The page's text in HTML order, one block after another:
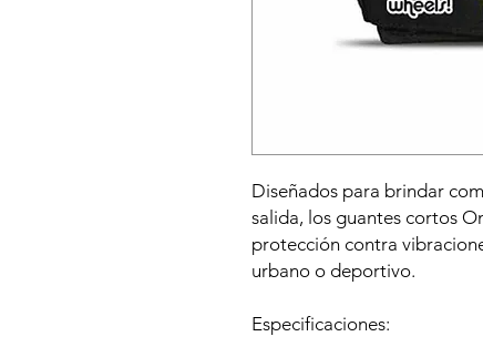
Diseñados para brindar
salida, los guantes cortos
protección contra
urbano o deportivo.
Especificaciones: